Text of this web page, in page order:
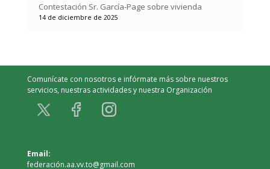
Contestación Sr. García-Page sobre vivienda
14 de diciembre de 2025
Comunícate con nosotros e infórmate más sobre nuestros
servicios, nuestras actividades y nuestra Organización
Email:
federación.aa.vv.to@gmail.com